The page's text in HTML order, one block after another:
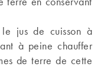
jus de cuisson à
à peine chauffer
de terre de cette